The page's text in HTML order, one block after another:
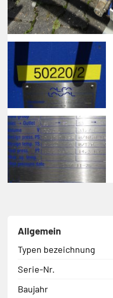
Allgemein
Typen bezeichnung
Serie-Nr.
Baujahr